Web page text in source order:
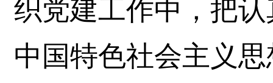
织党建工作中，把
中国特色社会主义